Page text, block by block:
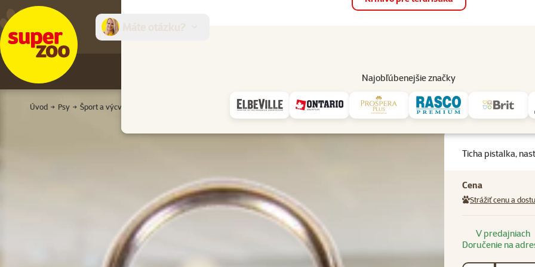
Najobľúbenejšie značky
Predajne Služby
Úvod Psy Šport a výcvik psa Základné povely Ticha pistalka, nastavitelna (vysokofrekvencna)
Ticha pistalka,
Cena
Strážiť cenu a
V predajniach
Doručenie na